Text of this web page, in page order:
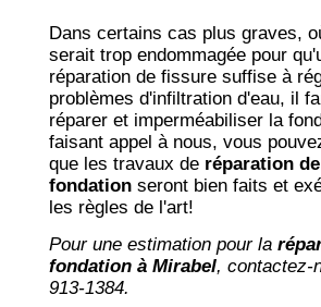
Dans certains cas plus graves,
serait trop endommagée pour
réparation de fissure suffise à
problèmes d'infiltration d'eau, il
réparer et imperméabiliser la
faisant appel à nous, vous
que les travaux de réparation
fondation seront bien faits et
les règles de l'art!
Pour une estimation pour la
fondation à Mirabel, contactez-
913-1384.